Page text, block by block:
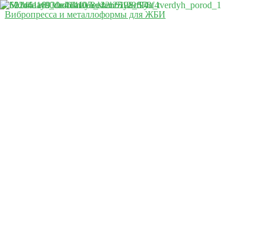
Вибропресса и металлоформы для ЖБИ